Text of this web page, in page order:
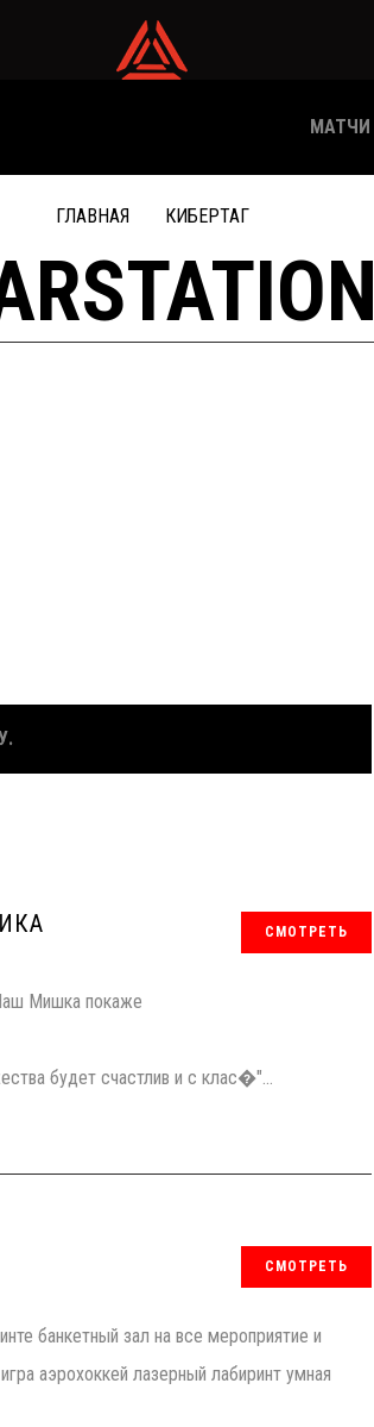
МАТЧИ
ГЛАВНАЯ КИБЕРТАГ
Мишка покаже
будет счастлив и с клас�"...
СМОТРЕТЬ
банкетный зал на все мероприятие и
аэрохоккей лазерный лабиринт умная
СМОТРЕТЬ